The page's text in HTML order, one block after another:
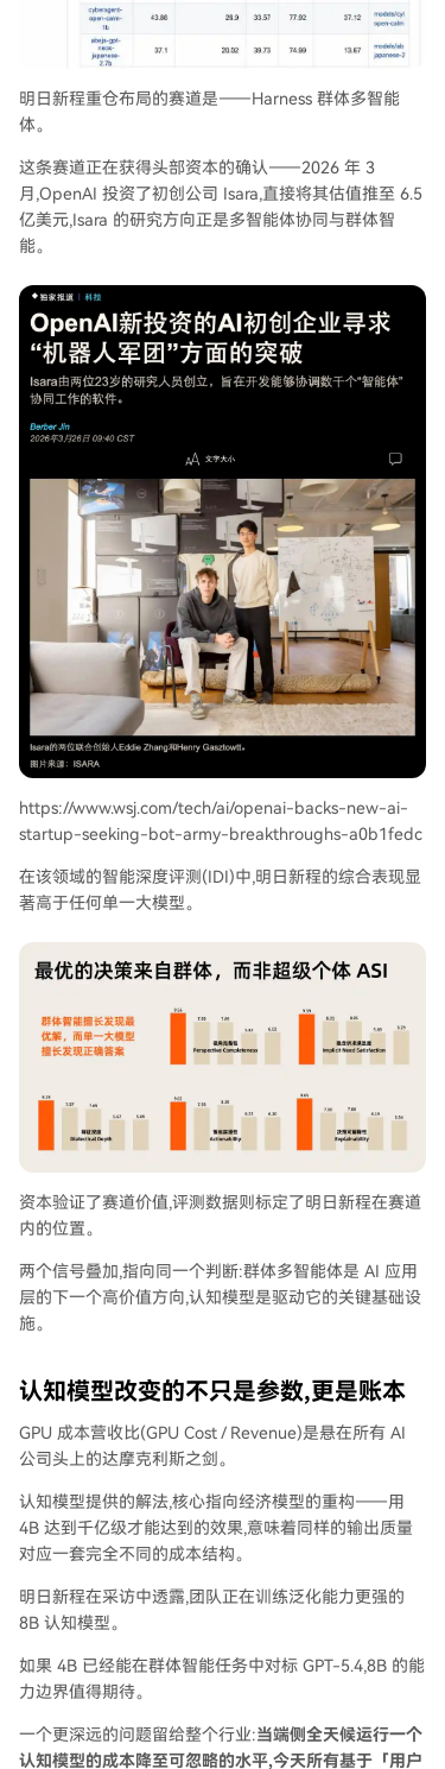
明日新程重仓布局的赛道是——Harness 群体多智能
体。
这条赛道正在获得头部资本的确认——2026 年 3
月,OpenAI 投资了初创公司 Isara,直接将其估值推至 6.5
亿美元,Isara 的研究方向正是多智能体协同与群体智
能。
https://www.wsj.com/tech/ai/openai-backs-new-ai-
startup-seeking-bot-army-breakthroughs-a0b1fedc
在该领域的智能深度评测(IDI)中,明日新程的综合表现显
著高于任何单一大模型。
资本验证了赛道价值,评测数据则标定了明日新程在赛道
内的位置。
两个信号叠加,指向同一个判断:群体多智能体是 AI 应用
层的下一个高价值方向,认知模型是驱动它的关键基础设
施。
认知模型改变的不只是参数,更是账本
GPU 成本营收比(GPU Cost / Revenue)是悬在所有 AI
公司头上的达摩克利斯之剑。
认知模型提供的解法,核心指向经济模型的重构——用
4B 达到千亿级才能达到的效果,意味着同样的输出质量
对应一套完全不同的成本结构。
明日新程在采访中透露,团队正在训练泛化能力更强的
8B 认知模型。
如果 4B 已经能在群体智能任务中对标 GPT-5.4,8B 的能
力边界值得期待。
一个更深远的问题留给整个行业:当端侧全天候运行一个
认知模型的成本降至可忽略的水平,今天所有基于「用户